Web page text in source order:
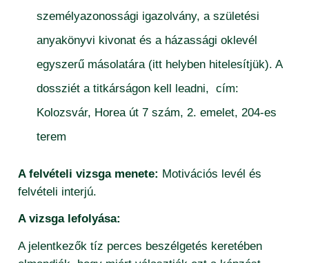
személyazonossági igazolvány, a születési
anyakönyvi kivonat és a házassági oklevél
egyszerű másolatára (itt helyben hitelesítjük). A
dossziét a titkárságon kell leadni, cím:
Kolozsvár, Horea út 7 szám, 2. emelet, 204-es
terem
A felvételi vizsga menete: Motivációs levél és
felvételi interjú.
A vizsga lefolyása:
A jelentkezők tíz perces beszélgetés keretében